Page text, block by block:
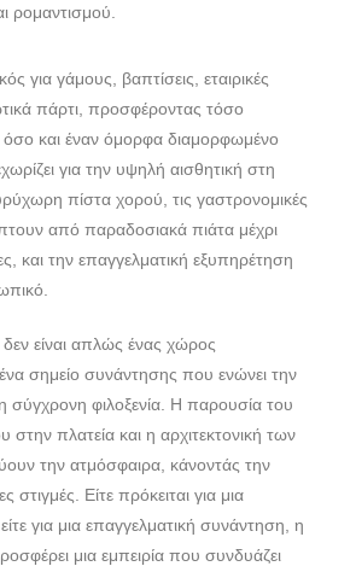
ρομαντισμού.
για γάμους, βαπτίσεις, εταιρικές
πάρτι, προσφέροντας τόσο
όσο και έναν όμορφα διαμορφωμένο
για την υψηλή αισθητική στη
πίστα χορού, τις γαστρονομικές
από παραδοσιακά πιάτα μέχρι
και την επαγγελματική εξυπηρέτηση
είναι απλώς ένας χώρος
σημείο συνάντησης που ενώνει την
σύγχρονη φιλοξενία. Η παρουσία του
στην πλατεία και η αρχιτεκτονική των
την ατμόσφαιρα, κάνοντάς την
στιγμές. Είτε πρόκειται για μια
για μια επαγγελματική συνάντηση, η
μια εμπειρία που συνδυάζει